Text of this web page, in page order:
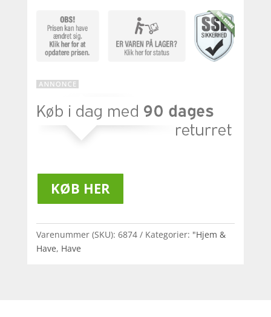
KØB HER
Varenummer (SKU): 6874 Kategorier: "Hjem &
Have, Have